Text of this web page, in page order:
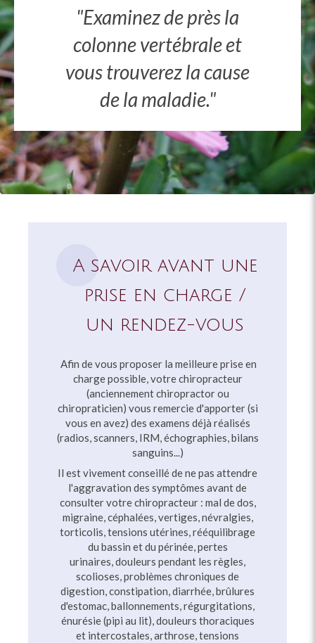
"Examinez de près la
colonne vertébrale et
vous trouverez la cause
de la maladie."
A savoir avant une
prise en charge /
un rendez-vous
Afin de vous proposer la meilleure prise en
charge possible, votre chiropracteur
(anciennement chiropractor ou
chiropraticien) vous remercie d'apporter (si
vous en avez) des examens déjà réalisés
(radios, scanners, IRM, échographies, bilans
sanguins...)
Il est vivement conseillé de ne pas attendre
l'aggravation des symptômes avant de
consulter votre chiropracteur : mal de dos,
migraine, céphalées, vertiges, névralgies,
torticolis, tensions utérines, rééquilibrage
du bassin et du périnée, pertes
urinaires, douleurs pendant les règles,
scolioses, problèmes chroniques de
digestion, constipation, diarrhée, brûlures
d'estomac, ballonnements, régurgitations,
énurésie (pipi au lit), douleurs thoraciques
et intercostales, arthrose, tensions